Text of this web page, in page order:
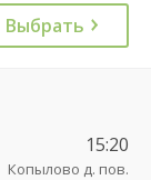
Выбрать
15:20
Копылово д. пов.